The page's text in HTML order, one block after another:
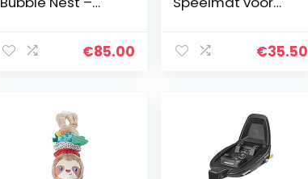
Stoeltje voor€85.00
Elektronische€35.50